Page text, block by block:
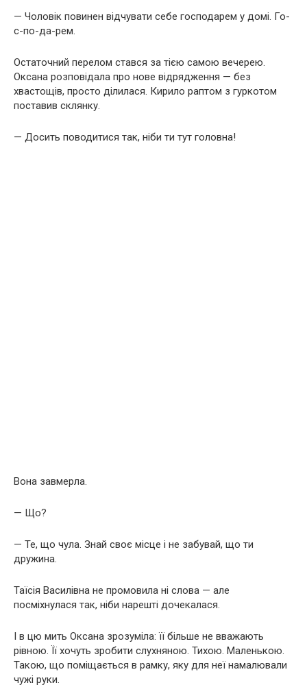
— Чоловік повинен відчувати себе господарем у домі. Го-
с-по-да-рем.
Остаточний перелом стався за тією самою вечерею.
Оксана розповідала про нове відрядження — без
хвастощів, просто ділилася. Кирило раптом з гуркотом
поставив склянку.
— Досить поводитися так, ніби ти тут головна!
Вона завмерла.
— Що?
— Те, що чула. Знай своє місце і не забувай, що ти
дружина.
Таїсія Василівна не промовила ні слова — але
посміхнулася так, ніби нарешті дочекалася.
І в цю мить Оксана зрозуміла: її більше не вважають
рівною. Її хочуть зробити слухняною. Тихою. Маленькою.
Такою, що поміщається в рамку, яку для неї намалювали
чужі руки.